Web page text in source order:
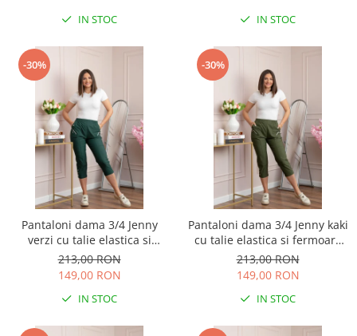
IN STOC IN STOC
-30%
Pantaloni dama 3/4 Jenny
verzi cu talie elastica si
fermoare decorative
213,00 RON
149,00 RON
IN STOC
-30%
Pantaloni dama 3/4 Jenny kaki
cu talie elastica si fermoare
decorative
213,00 RON
149,00 RON
IN STOC